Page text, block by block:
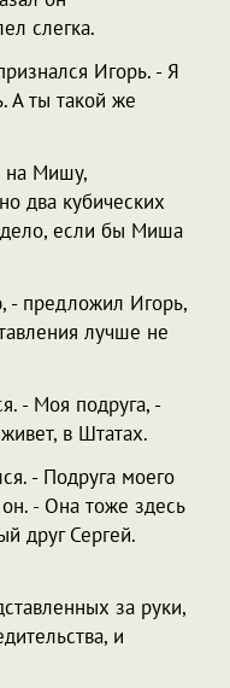
слегка.
Игорь. - Я
А ты такой же
на Мишу,
два кубических
если бы Миша
- предложил Игорь,
лучше не
- Моя подруга, -
в Штатах.
- Подруга моего
- Она тоже здесь
друг Сергей.
за руки,
и